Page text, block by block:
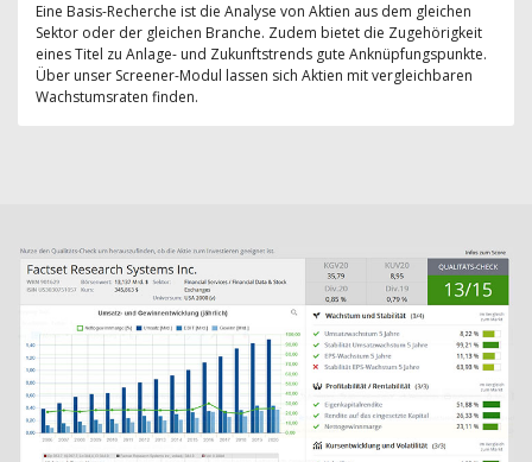
Eine Basis-Recherche ist die Analyse von Aktien aus dem gleichen
Sektor oder der gleichen Branche. Zudem bietet die Zugehörigkeit
eines Titel zu Anlage- und Zukunftstrends gute Anknüpfungspunkte.
Über unser Screener-Modul lassen sich Aktien mit vergleichbaren
Wachstumsraten finden.